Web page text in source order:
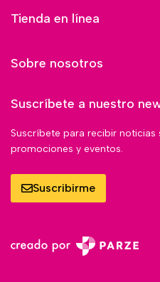
Tienda en línea
Sobre nosotros
Suscríbete a nuestro
Suscríbete para recibir
promociones y eventos.
Suscribirme